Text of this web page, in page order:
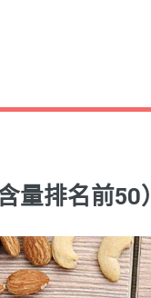
量排名前50）